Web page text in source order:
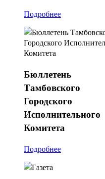
Подробнее
Бюллетень
Тамбовского
Городского
Исполнительного
Комитета
Подробнее